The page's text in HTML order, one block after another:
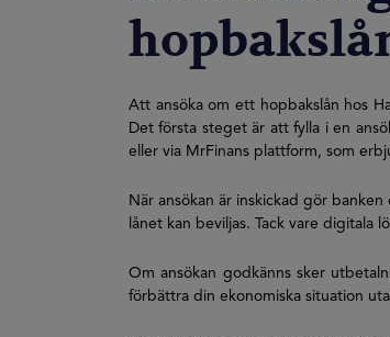
Att ansöka om ett hopbakslån hos
Det första steget är att fylla i en
eller via MrFinans plattform, som
När ansökan är inskickad gör
lånet kan beviljas. Tack vare
Om ansökan godkänns sker
förbättra din ekonomiska situation